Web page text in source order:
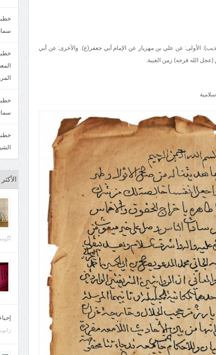
الأولى: عن علي بن مهزيار عن الإمام أبي جعفر(ع). والأخرى: عن أبي
الله فرجه) زمن الغيبة.
آگوست
ژانویه 21,